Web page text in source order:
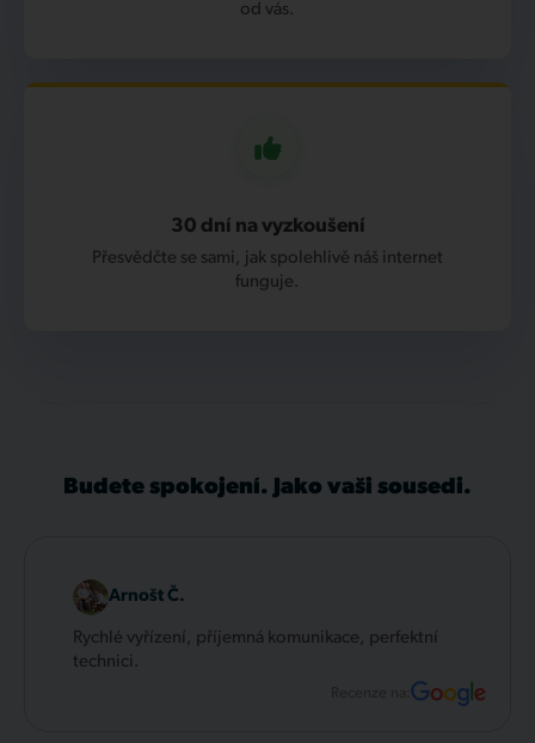
od vás.
30 dní na vyzkoušení
Přesvědčte se sami, jak spolehlivě náš internet
funguje.
Budete spokojení. Jako vaši sousedi.
Arnošt Č.
Rychlé vyřízení, příjemná komunikace, perfektní
technici.
Recenze na: